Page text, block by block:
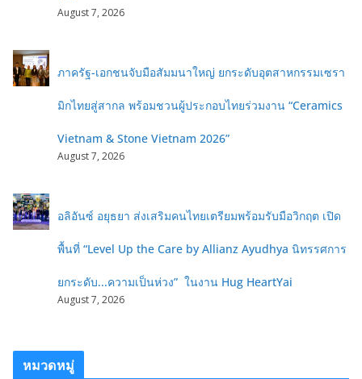
August 7, 2026
ภาครัฐ-เอกชนจับมือสัมมนาใหญ่ ยกระดับอุตสาหกรรมเซรา
มิกไทยสู่สากล พร้อมชวนผู้ประกอบไทยร่วมงาน “Ceramics
Vietnam & Stone Vietnam 2026”
August 7, 2026
อลิอันซ์ อยุธยา ส่งเสริมคนไทยเตรียมพร้อมรับมือวิกฤต เปิด
พื้นที่ “Level Up the Care by Allianz Ayudhya นิทรรศการ
ยกระดับ...ความเป็นห่วง” ในงาน Hug HeartYai
August 7, 2026
หมวดหมู่